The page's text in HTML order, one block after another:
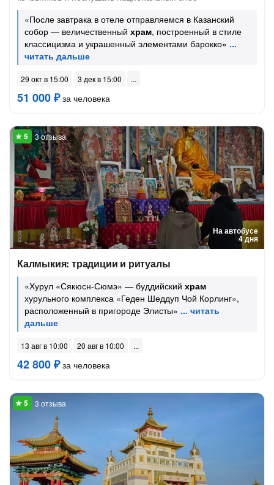
«После завтрака в отеле отправляемся в Казанский
собор — величественный храм, построенный в стиле
классицизма и украшенный элементами барокко»
29 окт в 15:00 3 дек в 15:00
51 000 ₽за человека
На автобусе
4 дня
3 отзыва
Калмыкия: традиции и ритуалы
«Хурул «Сякюсн-Сюмэ» — буддийский храм
хурульного комплекса «Геден Шеддуп Чой Корлинг»,
расположенный в пригороде Элисты»
13 авг в 10:00 20 авг в 10:00
42 800 ₽за человека
3 отзыва